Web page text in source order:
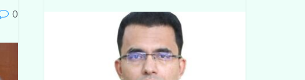
0